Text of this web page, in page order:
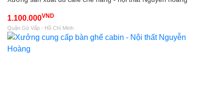
1.100.000VND
Quận Gò Vấp - Hồ Chí Minh